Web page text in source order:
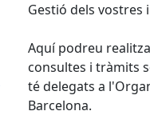
Gestió dels vostres
Aquí podreu
consultes i tràmits
té delegats a
Barcelona.